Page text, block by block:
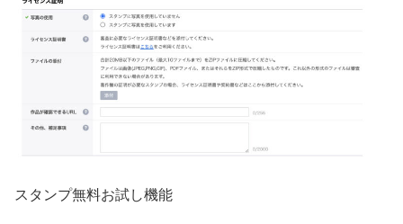
スタンプ無料お試し機能